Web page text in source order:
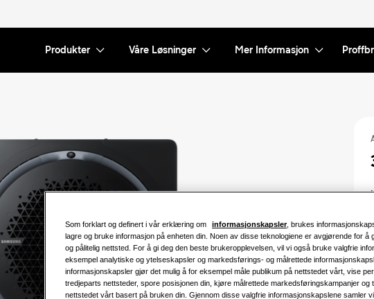
Produkter Våre Løsninger Mer Informasjon
Som forklart og definert i vår erklæring om informasjonskapsler, brukes
lagre og bruke informasjon på enheten din. Noen av disse teknologiene er avgjørende for å
og pålitelig nettsted. For å gi deg den beste brukeropplevelsen, vil vi også bruke valgfrie
eksempel analytiske og ytelseskapsler og markedsførings- og målrettede
informasjonskapsler gjør det mulig å for eksempel måle publikum på nettstedet vårt, vise
tredjeparts nettsteder, spore posisjonen din, kjøre målrettede markedsføringskampanjer og
nettstedet vårt basert på bruken din. Gjennom disse valgfrie informasjonskapslene samler